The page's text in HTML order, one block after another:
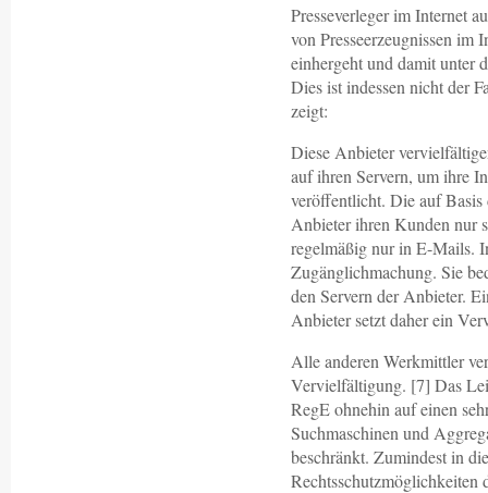
Presseverleger im Internet
von Presseerzeugnissen
einhergeht und damit unter
Dies ist indessen nicht der
zeigt:
Diese Anbieter
auf ihren Servern, um ihre
veröffentlicht. Die auf Basis
Anbieter ihren Kunden nur
regelmäßig nur in E-Mails.
Zugänglichmachung. Sie
den Servern der Anbieter.
Anbieter setzt daher ein
Alle anderen Werkmittler
Vervielfältigung. [7] Das
RegE ohnehin auf einen
Suchmaschinen und
beschränkt. Zumindest in
Rechtsschutzmöglichkeiten